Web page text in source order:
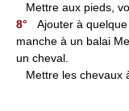
Mettre aux pieds,
8° Ajouter à
manche à un balai
un cheval.
Mettre les chevaux